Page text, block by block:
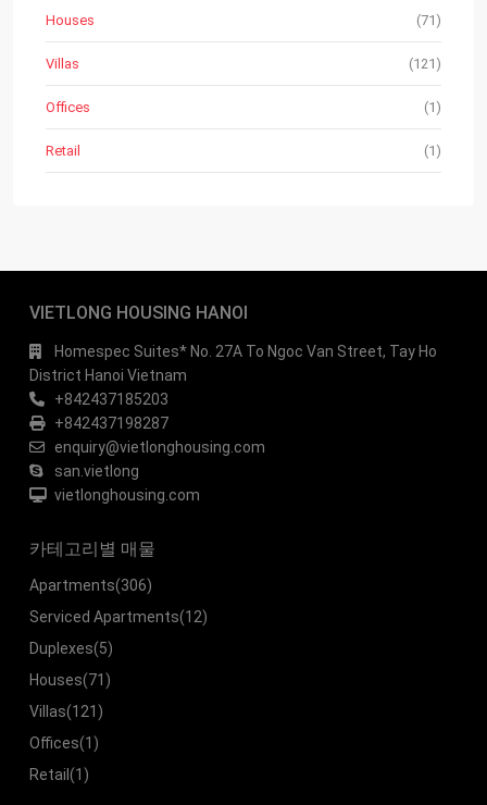
Houses (71)
Villas (121)
Offices (1)
Retail (1)
VIETLONG HOUSING HANOI
Homespec Suites* No. 27A To Ngoc Van Street, Tay Ho
District Hanoi Vietnam
+842437185203
+842437198287
enquiry@vietlonghousing.com
san.vietlong
vietlonghousing.com
카테고리별 매물
Apartments(306)
Serviced Apartments(12)
Duplexes(5)
Houses(71)
Villas(121)
Offices(1)
Retail (1)